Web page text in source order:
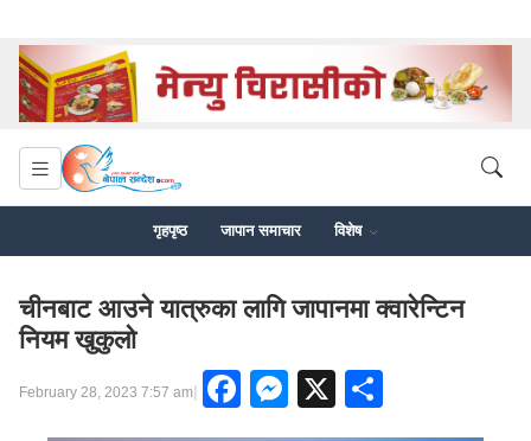
गृहपृष्ठ जापान समाचार विशेष
चीनबाट आउने यात्रुका लागि जापानमा क्वारेन्टिन
नियम खुकुलो
February 28, 2023 7:57 am| Facebook
Messenger
X